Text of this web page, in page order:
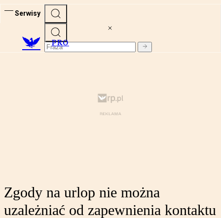
Serwisy
PRO
Zgody na urlop nie można
uzależniać od zapewnienia kontaktu